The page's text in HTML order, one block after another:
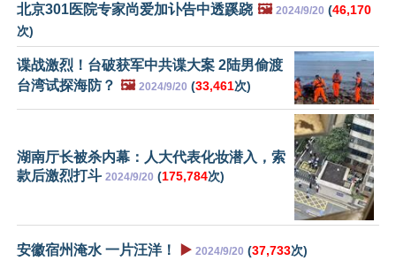
北京301医院专家尚爱加讣告中透蹊跷 🖼️ 2024/9/20 (46,170
次)
谍战激烈！台破获军中共谍大案 2陆男偷渡
台湾试探海防？ 🖼️ 2024/9/20 (33,461次)
湖南厅长被杀内幕：人大代表化妆潜入，索
款后激烈打斗 2024/9/20 (175,784次)
安徽宿州淹水 一片汪洋！ ▶️ 2024/9/20 (37,733次)